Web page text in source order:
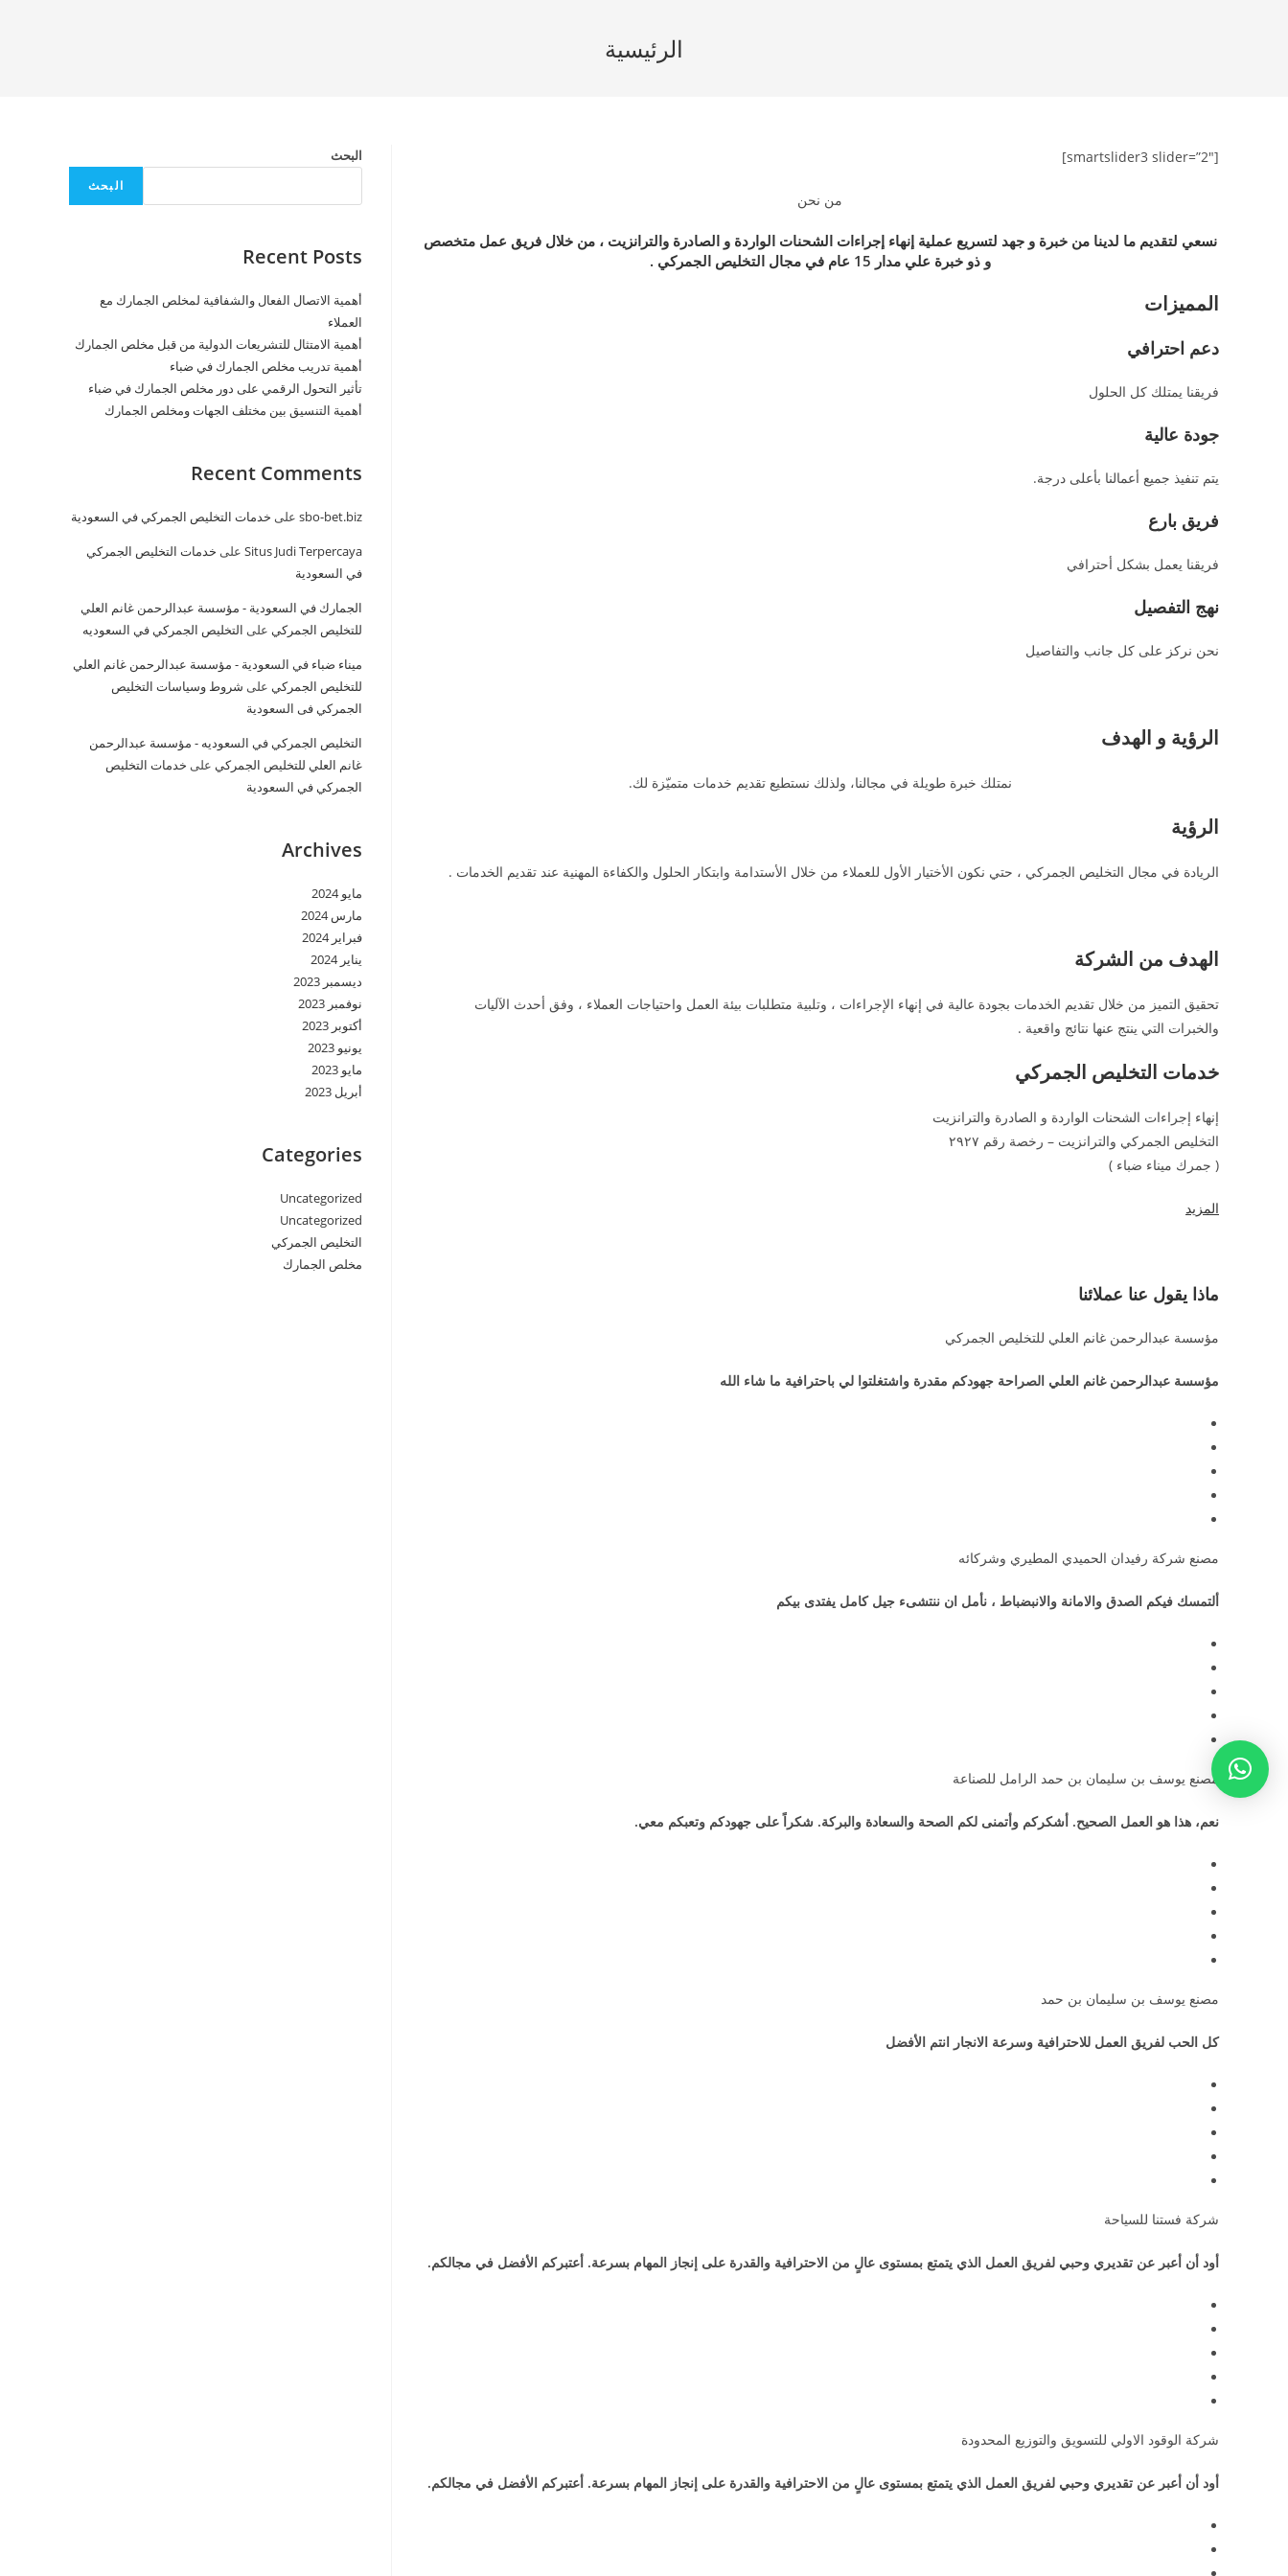
الرئيسية
[smartslider3 slider=”2″]
من نحن
نسعي لتقديم ما لدينا من خبرة و جهد لتسريع عملية إنهاء إجراءات الشحنات الواردة و الصادرة والترانزيت ، من خلال فريق عمل متخصص
و ذو خبرة علي مدار 15 عام في مجال التخليص الجمركي .
المميزات
دعم احترافي
فريقنا يمتلك كل الحلول
جودة عالية
يتم تنفيذ جميع أعمالنا بأعلى درجة.
فريق بارع
فريقنا يعمل بشكل أحترافي
نهج التفصيل
نحن نركز على كل جانب والتفاصيل
الرؤية و الهدف
نمتلك خبرة طويلة في مجالنا، ولذلك نستطيع تقديم خدمات متميّزة لك.
الرؤية
الريادة في مجال التخليص الجمركي ، حتي نكون الأختيار الأول للعملاء من خلال الأستدامة وابتكار الحلول والكفاءة المهنية عند تقديم الخدمات .
الهدف من الشركة
تحقيق التميز من خلال تقديم الخدمات بجودة عالية في إنهاء الإجراءات ، وتلبية متطلبات بيئة العمل واحتياجات العملاء ، وفق أحدث الآليات
والخبرات التي ينتج عنها نتائج واقعية .
خدمات التخليص الجمركي
إنهاء إجراءات الشحنات الواردة و الصادرة والترانزيت
التخليص الجمركي والترانزيت – رخصة رقم ٢٩٢٧
( جمرك ميناء ضباء )
المزيد
ماذا يقول عنا عملائنا
مؤسسة عبدالرحمن غانم العلي للتخليص الجمركي
مؤسسة عبدالرحمن غانم العلي الصراحة جهودكم مقدرة واشتغلتوا لي باحترافية ما شاء الله
مصنع شركة رفيدان الحميدي المطيري وشركائه
ألتمسك فيكم الصدق والامانة والانبضباط ، نأمل ان ننتشىء جيل كامل يفتدى بيكم
مصنع يوسف بن سليمان بن حمد الرامل للصناعة
نعم، هذا هو العمل الصحيح. أشكركم وأتمنى لكم الصحة والسعادة والبركة. شكراً على جهودكم وتعبكم معي.
مصنع يوسف بن سليمان بن حمد
كل الحب لفريق العمل للاحترافية وسرعة الانجار انتم الأفضل
شركة فستنا للسياحة
أود أن أعبر عن تقديري وحبي لفريق العمل الذي يتمتع بمستوى عالٍ من الاحترافية والقدرة على إنجاز المهام بسرعة. أعتبركم الأفضل في مجالكم.
شركة الوقود الاولي للتسويق والتوزيع المحدودة
أود أن أعبر عن تقديري وحبي لفريق العمل الذي يتمتع بمستوى عالٍ من الاحترافية والقدرة على إنجاز المهام بسرعة. أعتبركم الأفضل في مجالكم.
البحث
البحث
Recent Posts
أهمية الاتصال الفعال والشفافية لمخلص الجمارك مع
العملاء
أهمية الامتثال للتشريعات الدولية من قبل مخلص الجمارك
أهمية تدريب مخلص الجمارك في ضباء
تأثير التحول الرقمي على دور مخلص الجمارك في ضباء
أهمية التنسيق بين مختلف الجهات ومخلص الجمارك
Recent Comments
sbo-bet.biz على خدمات التخليص الجمركي في السعودية
Situs Judi Terpercaya على خدمات التخليص الجمركي
في السعودية
الجمارك في السعودية - مؤسسة عبدالرحمن غانم العلي
للتخليص الجمركي على التخليص الجمركي في السعوديه
ميناء ضباء في السعودية - مؤسسة عبدالرحمن غانم العلي
للتخليص الجمركي على شروط وسياسات التخليص
الجمركي فى السعودية
التخليص الجمركي في السعوديه - مؤسسة عبدالرحمن
غانم العلي للتخليص الجمركي على خدمات التخليص
الجمركي في السعودية
Archives
مايو 2024
مارس 2024
فبراير 2024
يناير 2024
ديسمبر 2023
نوفمبر 2023
أكتوبر 2023
يونيو 2023
مايو 2023
أبريل 2023
Categories
Uncategorized
Uncategorized
التخليص الجمركي
مخلص الجمارك